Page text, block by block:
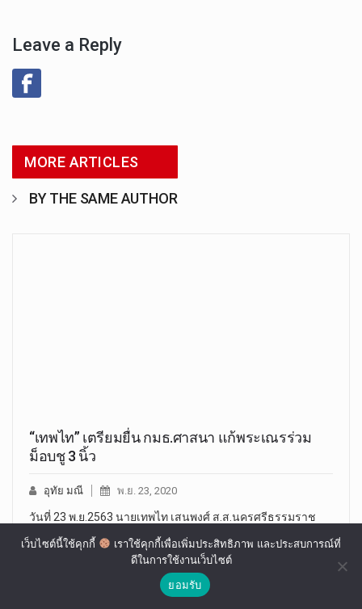
Leave a Reply
MORE ARTICLES
BY THE SAME AUTHOR
“เทพไท” เตรียมยื่น กมธ.ศาสนา แก้พระเณรร่วม
ม็อบชู 3 นิ้ว
อุทัย มณี พ.ย. 23, 2020
วันที่ 23 พ.ย.2563 นายเทพไท เสนพงศ์ ส.ส.นครศรีธรรมราช
พรรคประชาธิปัตย์…
เว็บไซต์นี้ใช้คุกกี้
เราใช้คุกกี้เพื่อเพิ่มประสิทธิภาพ และประสบการณ์ที่
ดีในการใช้งานเว็บไซต์
ยอมรับ